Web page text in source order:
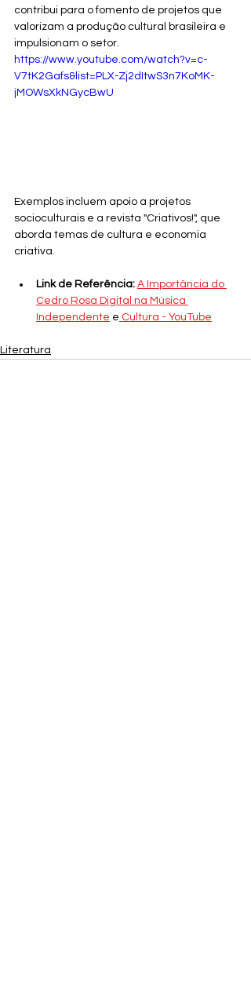
contribui para o fomento de projetos que
valorizam a produção cultural brasileira e
impulsionam o setor.
https://www.youtube.com/watch?v=c-
V7tK2Gafs&list=PLX-Zj2dItwS3n7KoMK-
jMOWsXkNGycBwU
Exemplos incluem apoio a projetos
socioculturais e a revista "Criativos!", que
aborda temas de cultura e economia
criativa.
Link de Referência: A Importância do
Cedro Rosa Digital na Música
Independente e Cultura - YouTube
Literatura